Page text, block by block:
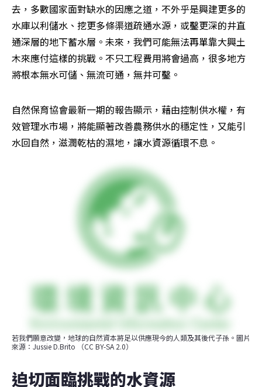
去，多數國家面對缺水的因應之道，不外乎是興建更多的
水庫以利儲水、挖更多條渠道疏通水源，或鑿更深的井直
通深層的地下蓄水層。未來，我們可能無法再單靠大興土
木來應付這樣的挑戰。不只工程費用將會過高，很多地方
將根本無水可儲、無流可通，無井可鑿。
自然保育協會最新一期的報告顯示，藉由控制供水權，有
效管理水市場，將能顯著改善農務供水的穩定性，又能引
水回自然，滋潤乾枯的濕地，讓水資源循環不息。
若我們願意改變，地球的自然資本將足以供應現今的人類及其後代子孫。圖片
來源：Jussie D.Brito （CC BY-SA 2.0）
迫切面臨挑戰的水資源